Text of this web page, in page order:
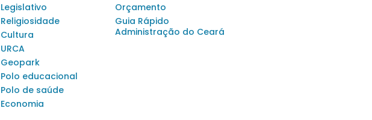
Legislativo
Religiosidade
Cultura
URCA
Geopark
Polo educacional
Polo de saúde
Economia
Orçamento
Guia Rápido
Administração do Ceará